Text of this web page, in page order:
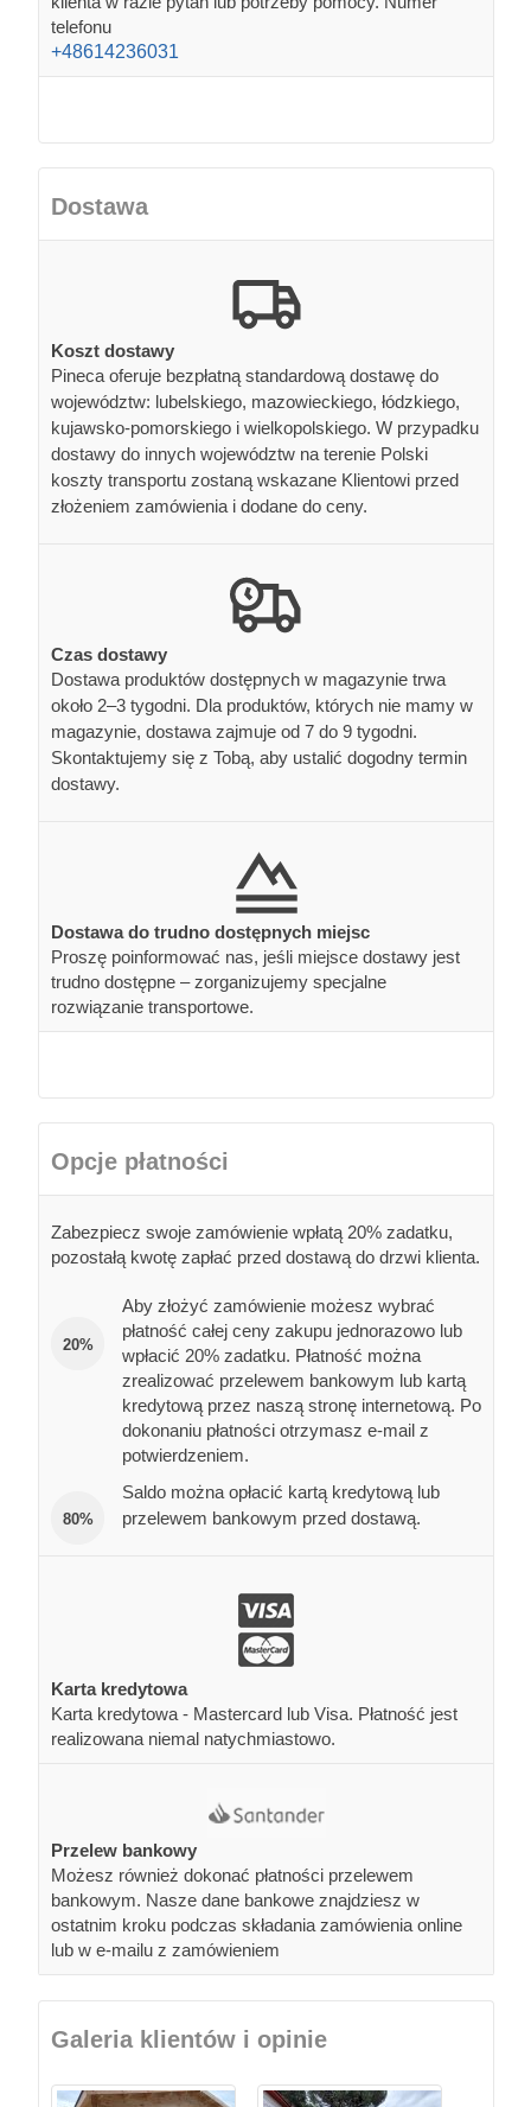
telefonu
+48614236031
Dostawa
Koszt dostawy
Pineca oferuje bezpłatną standardową dostawę do
województw: lubelskiego, mazowieckiego, łódzkiego,
kujawsko-pomorskiego i wielkopolskiego. W przypadku
dostawy do innych województw na terenie Polski
koszty transportu zostaną wskazane Klientowi przed
złożeniem zamówienia i dodane do ceny.
Czas dostawy
Dostawa produktów dostępnych w magazynie trwa
około 2–3 tygodni. Dla produktów, których nie mamy w
magazynie, dostawa zajmuje od 7 do 9 tygodni.
Skontaktujemy się z Tobą, aby ustalić dogodny termin
dostawy.
Dostawa do trudno dostępnych miejsc
Proszę poinformować nas, jeśli miejsce dostawy jest
trudno dostępne – zorganizujemy specjalne
rozwiązanie transportowe.
Opcje płatności
Zabezpiecz swoje zamówienie wpłatą 20% zadatku,
pozostałą kwotę zapłać przed dostawą do drzwi klienta.
20%
Aby złożyć zamówienie możesz wybrać
płatność całej ceny zakupu jednorazowo lub
wpłacić 20% zadatku. Płatność można
zrealizować przelewem bankowym lub kartą
kredytową przez naszą stronę internetową. Po
dokonaniu płatności otrzymasz e-mail z
potwierdzeniem.
80%
Saldo można opłacić kartą kredytową lub
przelewem bankowym przed dostawą.
Karta kredytowa
Karta kredytowa - Mastercard lub Visa. Płatność jest
realizowana niemal natychmiastowo.
Przelew bankowy
Możesz również dokonać płatności przelewem
bankowym. Nasze dane bankowe znajdziesz w
ostatnim kroku podczas składania zamówienia online
lub w e-mailu z zamówieniem
Galeria klientów i opinie